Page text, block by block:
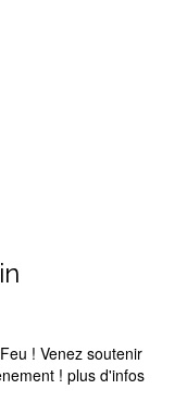
! Venez soutenir
! plus d'infos